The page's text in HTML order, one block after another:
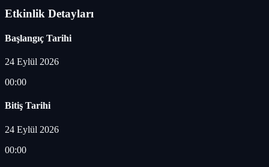
Etkinlik Detayları
Başlangıç Tarihi
24 Eylül 2026
00:00
Bitiş Tarihi
24 Eylül 2026
00:00